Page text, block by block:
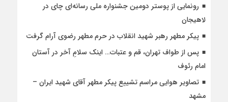
رونمایی از پوستر دومین جشنواره ملی رسانه‌ای چای در
لاهیجان
پیکر مطهر رهبر شهید انقلاب در حرم مطهر رضوی آرام گرفت
پس از طواف تهران، قم و عتبات… اینک سلامِ آخر در آستان
امام رئوف
تصاویر هوایی مراسم تشییع پیکر مطهر آقای شهید ایران –
مشهد